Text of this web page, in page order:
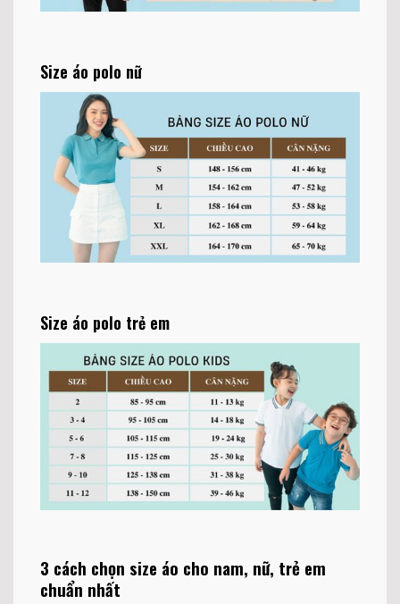
Size áo polo nữ
Size áo polo trẻ em
3 cách chọn size áo cho nam, nữ, trẻ em
chuẩn nhất